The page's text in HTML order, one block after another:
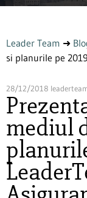
Leader Team ➜
si planurile pe
28/12/2018
mediul